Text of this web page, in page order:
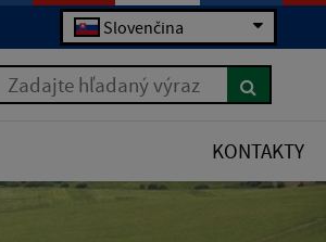
Slovenčina
Zadajte hľadaný výraz
KONTAKTY